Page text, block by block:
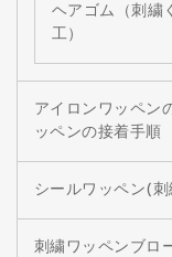
ヘアゴム（刺繍
工）
アイロンワッペン
ッペンの接着手順
シールワッペン(
刺繍ワッペンブロ